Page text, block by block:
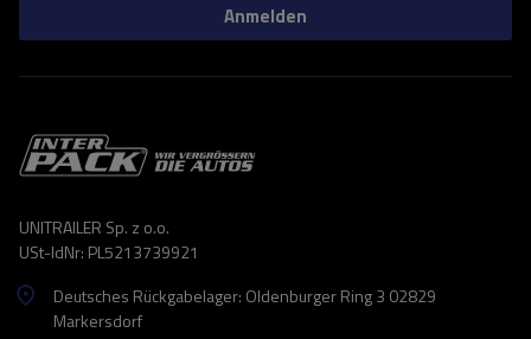
Anmelden
UNITRAILER Sp. z o.o.
USt-IdNr: PL5213739921
Deutsches Rückgabelager: Oldenburger Ring 3 02829
Markersdorf